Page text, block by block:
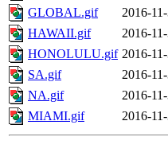
GLOBAL.gif
2016-
HAWAII.gif
2016-
HONOLULU.gif 2016-
SA.gif
2016-
NA.gif
2016-
MIAMI.gif
2016-